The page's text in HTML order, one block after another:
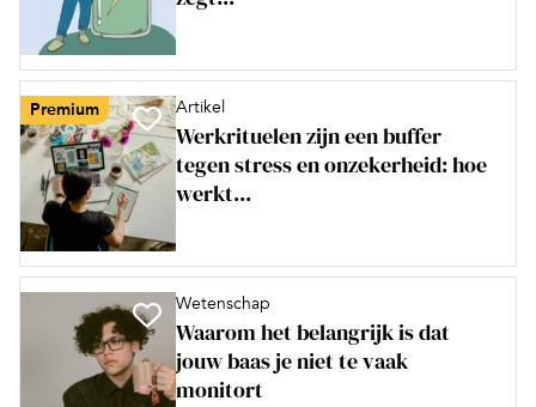
Premium Artikel
Werkrituelen zijn een buffer
tegen stress en onzekerheid: hoe
werkt...
Wetenschap
Waarom het belangrijk is dat
jouw baas je niet te vaak
monitort